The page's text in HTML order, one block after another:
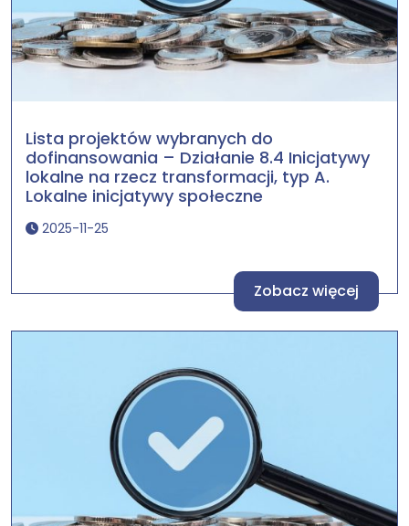
Lista projektów wybranych do
dofinansowania – Działanie 8.4 Inicjatywy
lokalne na rzecz transformacji, typ A.
Lokalne inicjatywy społeczne
2025-11-25
Zobacz więcej